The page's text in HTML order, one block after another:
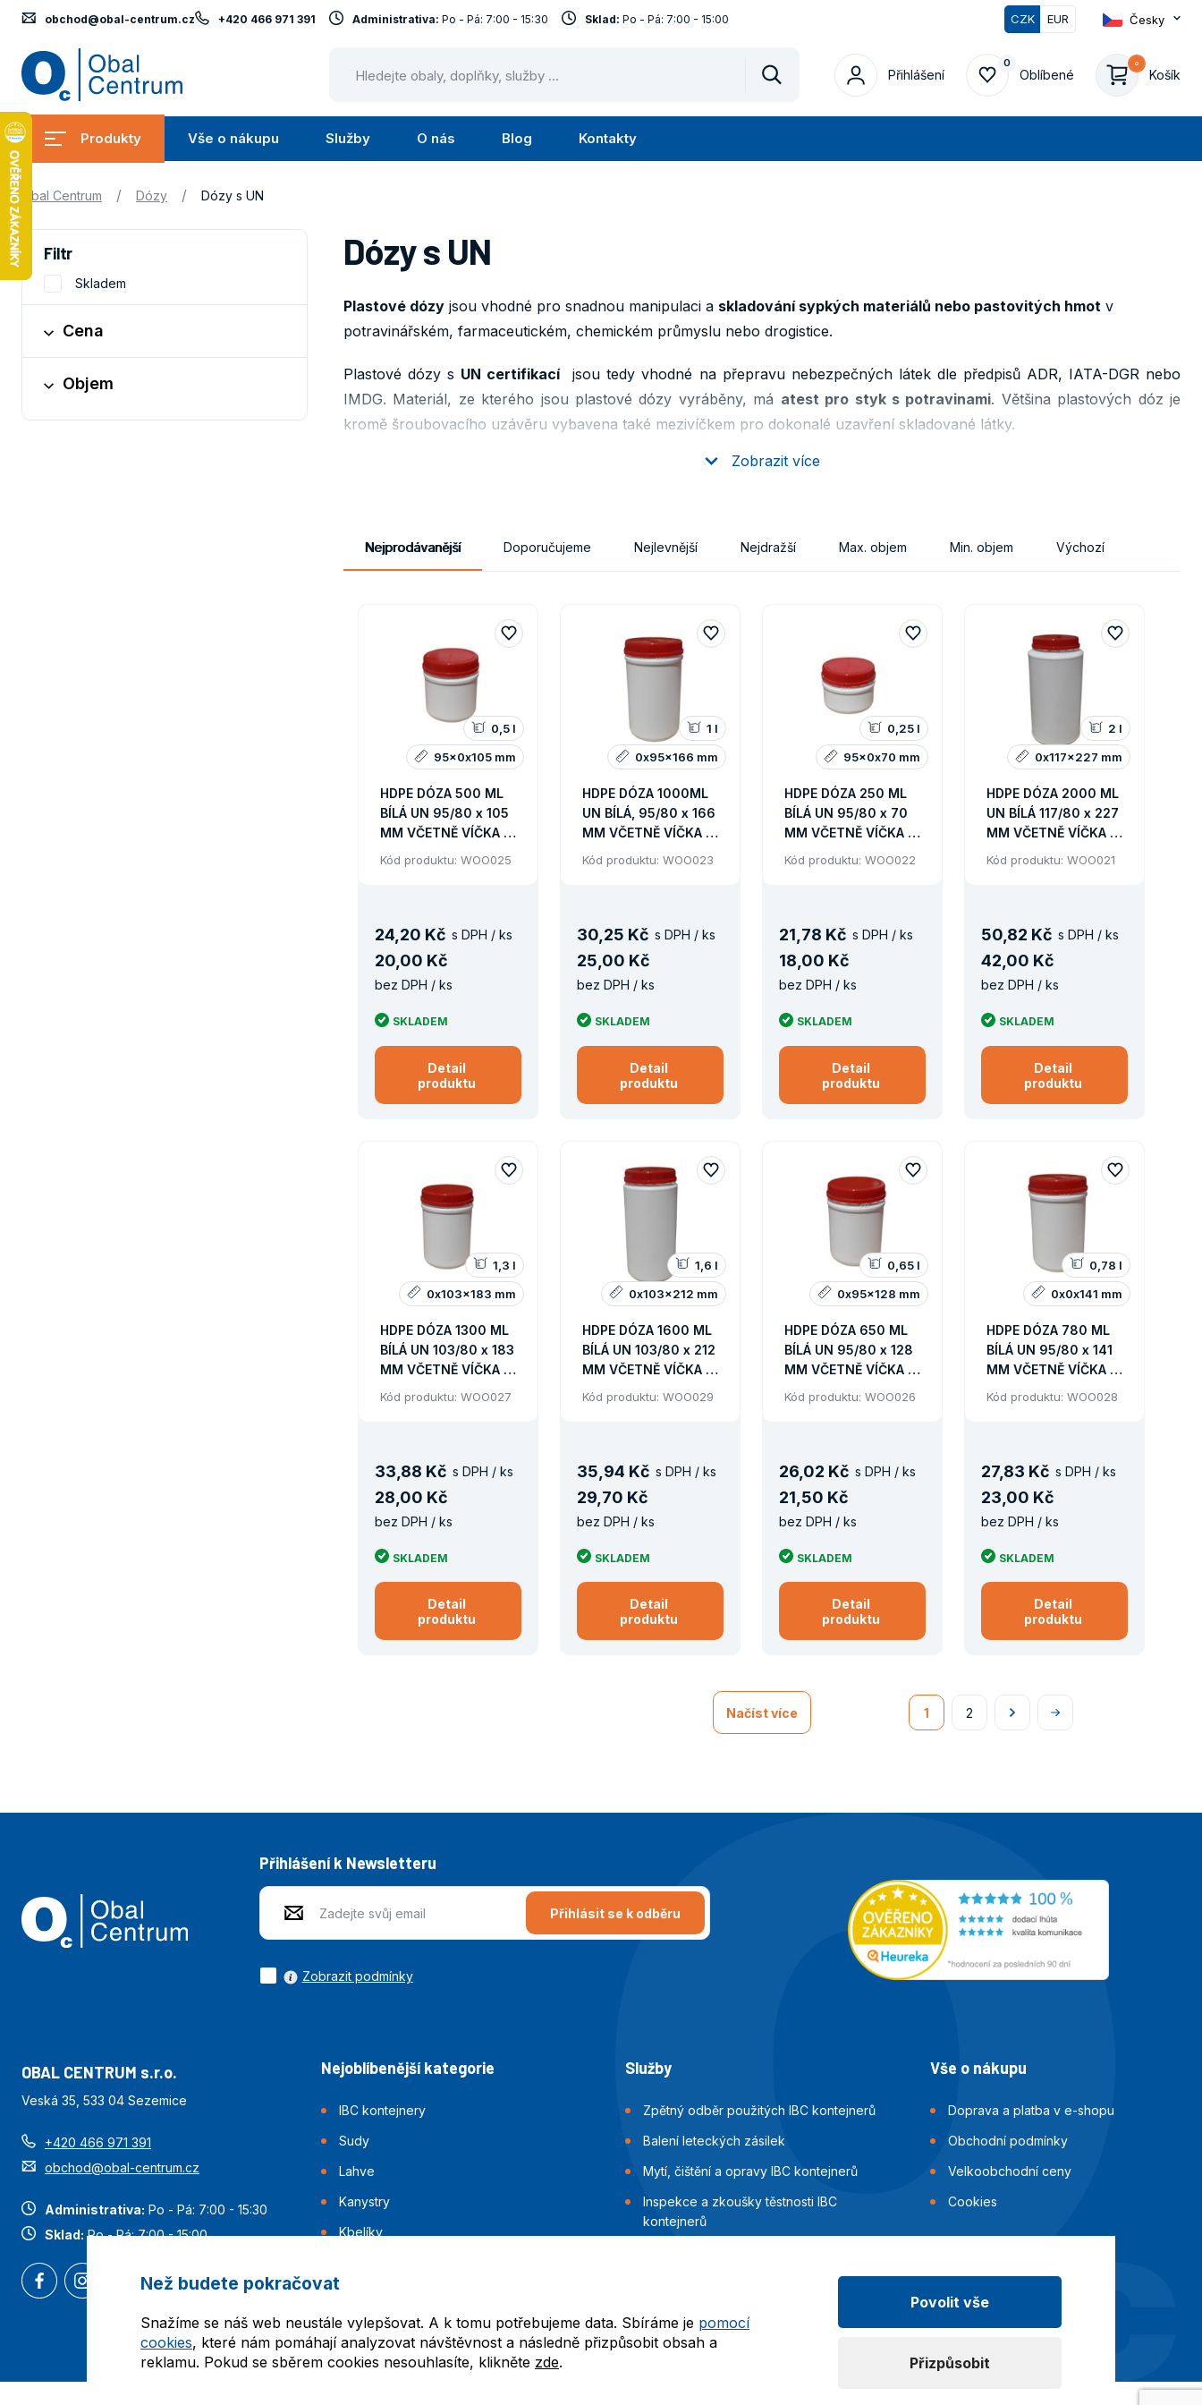
CZK EUR Česky
Vyhledat
Přihlášení Oblíbené
0
Košík
0
Produkty Vše o nákupu
nákupu
Služby O nás Blog Kontakty
obchod@obal-centrum.cz +420 466 971 391 Administrativa: Po - Pá: 7:00 - 15:30 Sklad: Po - Pá: 7:00 - 15:00
Obal Centrum / Dózy / Dózy s UN
Dózy s UN
Plastové dózy jsou vhodné pro snadnou manipulaci a skladování sypkých materiálů nebo pastovitých hmot v
potravinářském, farmaceutickém, chemickém průmyslu nebo drogistice.
Plastové dózy s UN certifikacíjsou tedy vhodné na přepravu nebezpečných látek dle předpisů ADR, IATA-DGR nebo
IMDG. Materiál, ze kterého jsou plastové dózy vyráběny, má atest pro styk s potravinami. Většina plastových dóz je
kromě šroubovacího uzávěru vybavena také mezivíčkem pro dokonalé uzavření skladované látky.
slouží k balení a přepravě sypkých nebo pastovitých materiálů
Zobrazit více
Filtr
Skladem
Cena
Objem
Nejprodávanější Doporučujeme Nejlevnější Nejdražší Max. objem Min. objem Výchozí
HDPE DÓZA 500 ML
BÍLÁ UN 95/80 x 105
MM VČETNĚ VÍČKA +
MEZIVÍČKA/1648KS
PALETA
Kód produktu: WOO025
0,5 l
95x0x105 mm
24,20 Kč s DPH / ks
20,00 Kč
bez DPH / ks
SKLADEM
Detail
produktu
HDPE DÓZA 1000ML
UN BÍLÁ, 95/80 x 166
MM VČETNĚ VÍČKA +
MEZIVÍČKA/1133KS
PALETA
Kód produktu: WOO023
1 l
0x95x166 mm
30,25 Kč s DPH / ks
25,00 Kč
bez DPH / ks
SKLADEM
Detail
produktu
HDPE DÓZA 250 ML
BÍLÁ UN 95/80 x 70
MM VČETNĚ VÍČKA +
MEZIVÍČKA/2079KS
PALETA
Kód produktu: WOO022
0,25 l
95x0x70 mm
21,78 Kč s DPH / ks
18,00 Kč
bez DPH / ks
SKLADEM
Detail
produktu
HDPE DÓZA 2000 ML
UN BÍLÁ 117/80 x 227
MM VČETNĚ VÍČKA +
MEZIVÍČKA/462KS
PALETA
Kód produktu: WOO021
2 l
0x117x227 mm
50,82 Kč s DPH / ks
42,00 Kč
bez DPH / ks
SKLADEM
Detail
produktu
HDPE DÓZA 1300 ML
BÍLÁ UN 103/80 x 183
MM VČETNĚ VÍČKA +
MEZIVÍČKA/819KS
PALETA
Kód produktu: WOO027
1,3 l
0x103x183 mm
33 88 Kč s DPH / ks
28 00 Kč
bez DPH / ks
SKLADEM
Detail
produktu
HDPE DÓZA 1600 ML
BÍLÁ UN 103/80 x 212
MM VČETNĚ VÍČKA A
MEZIVÍČKA/728KS
PALETA
Kód produktu: WOO029
1,6 l
0x103x212 mm
35 94 Kč s DPH / ks
29 70 Kč
bez DPH / ks
SKLADEM
Detail
produktu
HDPE DÓZA 650 ML
BÍLÁ UN 95/80 x 128
MM VČETNĚ VÍČKA +
MEZIVÍČKA/1339 KS
PALETA
Kód produktu: WOO026
0,65 l
0x95x128 mm
26 02 Kč s DPH / ks
21 50 Kč
bez DPH / ks
SKLADEM
Detail
produktu
HDPE DÓZA 780 ML
BÍLÁ UN 95/80 x 141
MM VČETNĚ VÍČKA +
MEZIVÍČKA/1133KS
PALETA
Kód produktu: WOO028
0,78 l
0x0x141 mm
27, 83 Kč s DPH / ks
23 00 Kč
bez DPH / ks
SKLADEM
Detail
produktu
Načíst více 1 2
Následující
Na
Přihlášení k Newsletteru
Přihlásit se k odběru
Zobrazit podmínky
OBAL CENTRUM s.r.o.
Veská 35, 533 04 Sezemice
+420 466 971 391
obchod@obal-centrum.cz
Administrativa: Po - Pá: 7:00 - 15:30
Sklad: Po - Pá: 7:00 - 15:00
Nejoblíbenější kategorie
IBC kontejnery
Sudy
Lahve
Kanystry
Kbelíky
Služby
Zpětný odběr použitých IBC kontejnerů
Balení leteckých zásilek
Mytí, čištění a opravy IBC kontejnerů
Inspekce a zkoušky těstnosti IBC
kontejnerů
Vše o nákupu
Doprava a platba v e-shopu
Obchodní podmínky
Velkoobchodní ceny
Cookies
Než budete pokračovat
Snažíme se náš web neustále vylepšovat. A k tomu potřebujeme data. Sbíráme je pomocí
cookies, které nám pomáhají analyzovat návštěvnost a následně přizpůsobit obsah a
reklamu. Pokud se sběrem cookies nesouhlasíte, klikněte zde. Přizpůsobit
Povolit vše